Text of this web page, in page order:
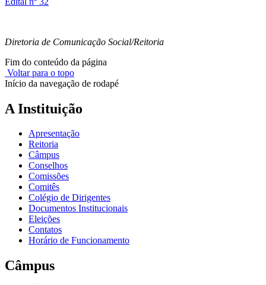
Diretoria de Comunicação Social/Reitoria
Fim do conteúdo da página
Voltar para o topo
Início da navegação de rodapé
A Instituição
Apresentação
Reitoria
Câmpus
Conselhos
Comissões
Comitês
Colégio de Dirigentes
Documentos Institucionais
Eleições
Contatos
Horário de Funcionamento
Câmpus